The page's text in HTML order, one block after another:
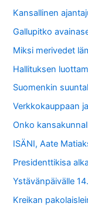
Kansallinen
Gallupitko
Miksi merivedet
Hallituksen
Suomenkin
Verkkokauppaan
Onko
ISÄNI, Aate
Presidenttikisa
Ystävänpäivälle
Kreikan